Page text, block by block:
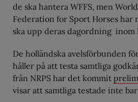
de ska hantera WFFS, men
Federation for Sport Horses har
ska upp deras dagordning inom
De holländska avelsförbunden
håller på att testa samtliga
från NRPS har det kommit
visar att samtliga testade inte